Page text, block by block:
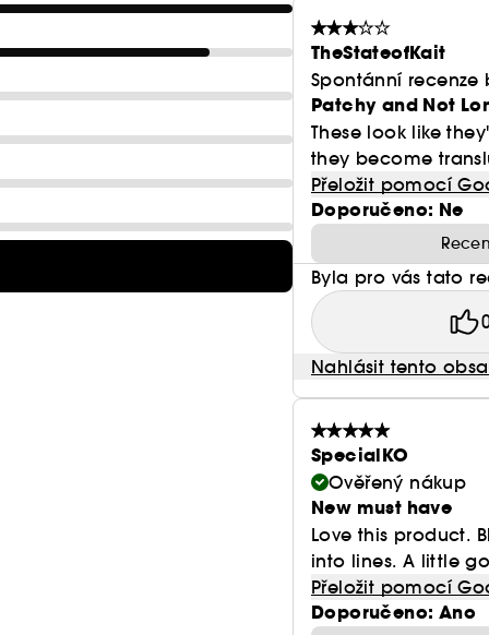
Ať už hledáte lehký vzhled s jemným nádechem
Insatiable Liquid Blush se snadno přizpůsobí.
Tato tvářenka se snadno roztírá, dokonale splyne s
a dodá jí zářivou barvu s rovnoměrným výsledkem.
● Vysoce pigmentované složení pro intenzivní
● Složení odolné proti otěru pomáhá udržovat svěží
● Dostupné v saténovém a zářivém efektu
● Vrstvitelné složení pro přizpůsobení intenzity líčení
TheStateofKait
Spontánní recenze
Patchy and Not
These look like
they become
Přeložit pomocí
Doporučeno: Ne
Byla pro vás tato
Nahlásit tento
SpecialKO
Ověřený nákup
New must have
Love this product.
into lines. A little
Přeložit pomocí
Doporučeno: Ano